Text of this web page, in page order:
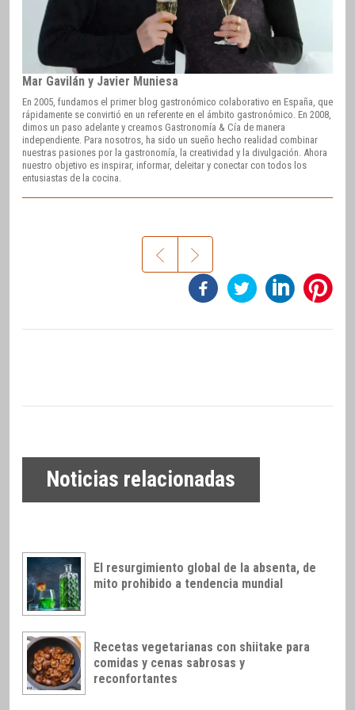
Mar Gavilán y Javier Muniesa
En 2005, fundamos el primer blog gastronómico colaborativo en España, que
rápidamente se convirtió en un referente en el ámbito gastronómico. En 2008,
dimos un paso adelante y creamos Gastronomía & Cía de manera
independiente. Para nosotros, ha sido un sueño hecho realidad combinar
nuestras pasiones por la gastronomía, la creatividad y la divulgación. Ahora
nuestro objetivo es inspirar, informar, deleitar y conectar con todos los
entusiastas de la cocina.
Noticias relacionadas
El resurgimiento global de la absenta, de
mito prohibido a tendencia mundial
Recetas vegetarianas con shiitake para
comidas y cenas sabrosas y
reconfortantes